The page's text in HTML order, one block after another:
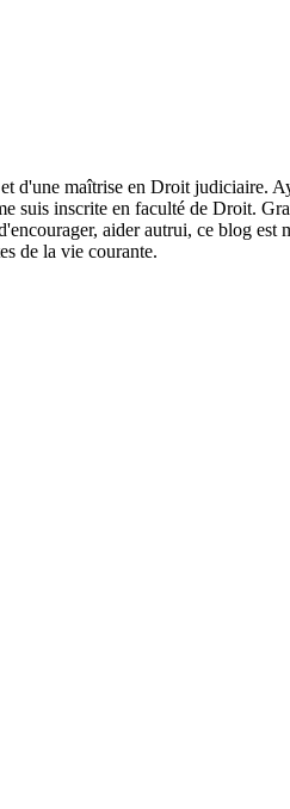
maîtrise en Droit judiciaire.
inscrite en faculté de Droit.
aider autrui, ce blog
de la vie courante.